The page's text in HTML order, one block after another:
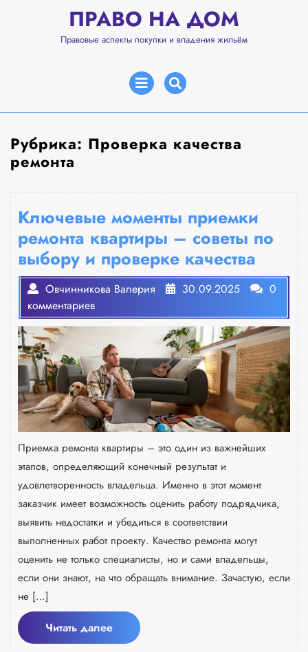
содержимому
ПРАВО НА ДОМ
Правовые аспекты покупки и владения жильём
Открыть
меню
Рубрика: Проверка качества
ремонта
Ключевые моменты приемки
ремонта квартиры – советы по
выбору и проверке качества
Овчинникова Валерия 30.09.2025
0
комментариев
Приемка ремонта квартиры – это один из важнейших
этапов, определяющий конечный результат и
удовлетворенность владельца. Именно в этот момент
заказчик имеет возможность оценить работу подрядчика,
выявить недостатки и убедиться в соответствии
выполненных работ проекту. Качество ремонта могут
оценить не только специалисты, но и сами владельцы,
если они знают, на что обращать внимание. Зачастую, если
не […]
Читать далееЧитать
далее